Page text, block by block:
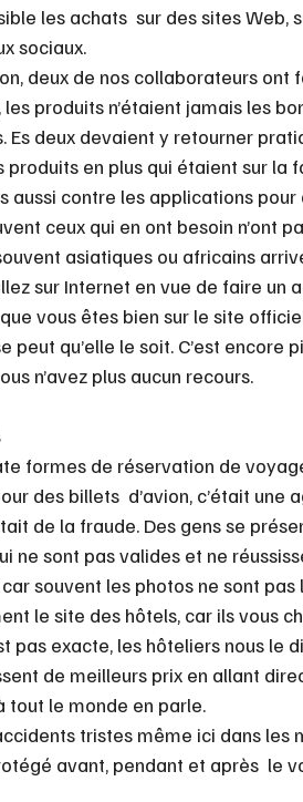
sociaux.
deux de nos collaborateurs ont
les produits n’étaient jamais les
Es deux devaient y retourner
produits en plus qui étaient sur la
aussi contre les applications
ceux qui en ont besoin n’ont
asiatiques ou africains
sur Internet en vue de faire un
vous êtes bien sur le site
peut qu’elle le soit. C’est encore
n’avez plus aucun recours.
formes de réservation de
des billets  d’avion, c’était une
de la fraude. Des gens se
ne sont pas valides et ne
souvent les photos ne sont
le site des hôtels, car ils vous
pas exacte, les hôteliers nous le
de meilleurs prix en allant
tout le monde en parle.
tristes même ici dans les
avant, pendant et après  le